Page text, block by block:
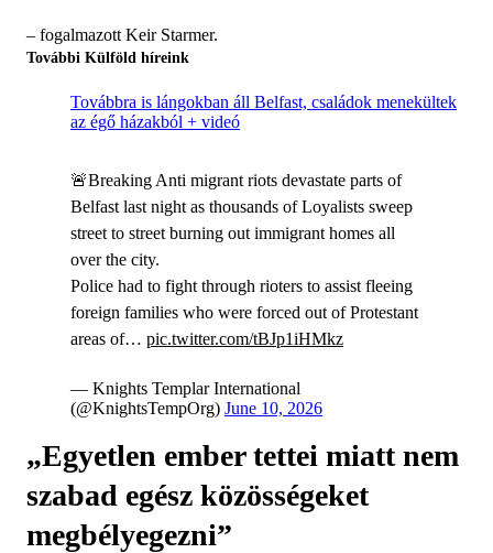
– fogalmazott Keir Starmer.
További Külföld híreink
Továbbra is lángokban áll Belfast, családok menekültek
az égő házakból + videó
🚨Breaking Anti migrant riots devastate parts of
Belfast last night as thousands of Loyalists sweep
street to street burning out immigrant homes all
over the city.
Police had to fight through rioters to assist fleeing
foreign families who were forced out of Protestant
areas of… pic.twitter.com/tBJp1iHMkz
— Knights Templar International
(@KnightsTempOrg) June 10, 2026
„Egyetlen ember tettei miatt nem
szabad egész közösségeket
megbélyegezni”